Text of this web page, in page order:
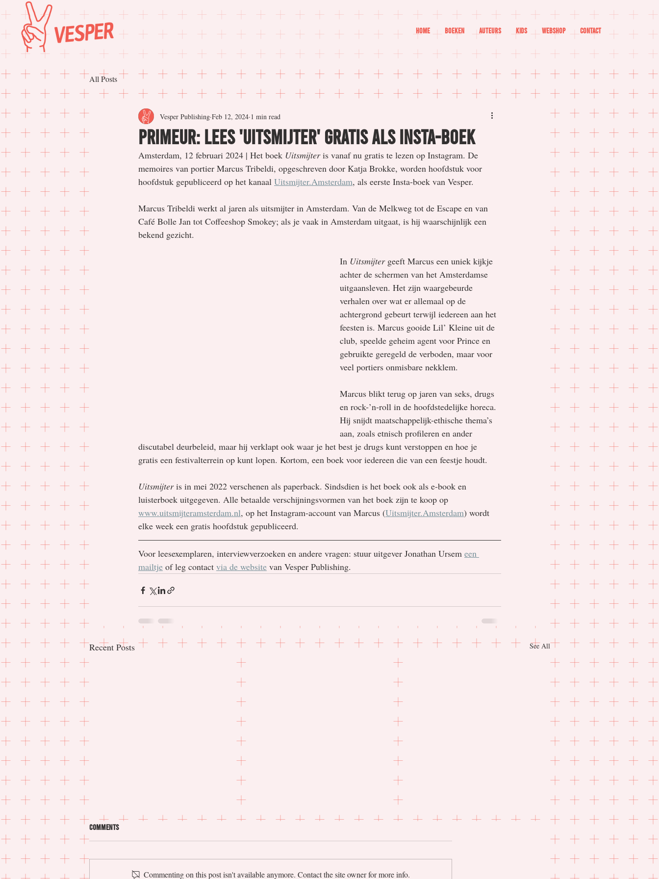
Home Boeken Auteurs Kids Webshop Contact
All Posts
Primeur: lees 'Uitsmijter' gratis als Insta-boek
Vesper Publishing Feb 12, 2024 1 min read
Amsterdam, 12 februari 2024 | Het boek Uitsmijter is vanaf nu gratis te lezen op Instagram. De
memoires van portier Marcus Tribeldi, opgeschreven door Katja Brokke, worden hoofdstuk voor
hoofdstuk gepubliceerd op het kanaal Uitsmijter.Amsterdam, als eerste Insta-boek van Vesper.
Marcus Tribeldi werkt al jaren als uitsmijter in Amsterdam. Van de Melkweg tot de Escape en van
Café Bolle Jan tot Coffeeshop Smokey; als je vaak in Amsterdam uitgaat, is hij waarschijnlijk een
bekend gezicht.
In Uitsmijter geeft Marcus een uniek kijkje
achter de schermen van het Amsterdamse
uitgaansleven. Het zijn waargebeurde
verhalen over wat er allemaal op de
achtergrond gebeurt terwijl iedereen aan het
feesten is. Marcus gooide Lil’ Kleine uit de
club, speelde geheim agent voor Prince en
gebruikte geregeld de verboden, maar voor
veel portiers onmisbare nekklem.
Marcus blikt terug op jaren van seks, drugs
en rock-’n-roll in de hoofdstedelijke horeca.
Hij snijdt maatschappelijk-ethische thema’s
aan, zoals etnisch profileren en ander
discutabel deurbeleid, maar hij verklapt ook waar je het best je drugs kunt verstoppen en hoe je
gratis een festivalterrein op kunt lopen. Kortom, een boek voor iedereen die van een feestje houdt.
Uitsmijter is in mei 2022 verschenen als paperback. Sindsdien is het boek ook als e-book en
luisterboek uitgegeven. Alle betaalde verschijningsvormen van het boek zijn te koop op
www.uitsmijteramsterdam.nl, op het Instagram-account van Marcus (Uitsmijter.Amsterdam) wordt
elke week een gratis hoofdstuk gepubliceerd.
Voor leesexemplaren, interviewverzoeken en andere vragen: stuur uitgever Jonathan Ursem een
mailtje of leg contact via de website van Vesper Publishing.
Recent Posts See All
Comments
Commenting on this post isn't available anymore. Contact the site owner for more info.